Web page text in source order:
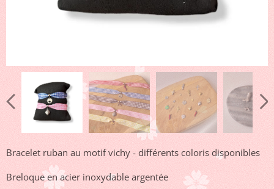
Bracelet ruban au motif vichy - différents coloris disponibles
Breloque en acier inoxydable argentée